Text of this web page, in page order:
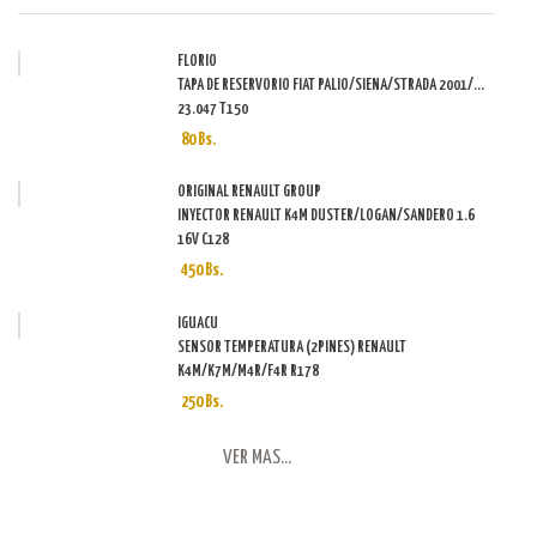
FLORIO
TAPA DE RESERVORIO FIAT PALIO/SIENA/STRADA 2001/...
23.047 T150
80 Bs.
ORIGINAL RENAULT GROUP
INYECTOR RENAULT K4M DUSTER/LOGAN/SANDERO 1.6
16V C128
450 Bs.
IGUACU
SENSOR TEMPERATURA (2PINES) RENAULT
K4M/K7M/M4R/F4R R178
250 Bs.
VER MAS...